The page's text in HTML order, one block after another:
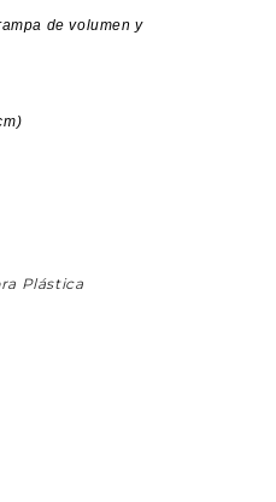
de volumen y
Plástica